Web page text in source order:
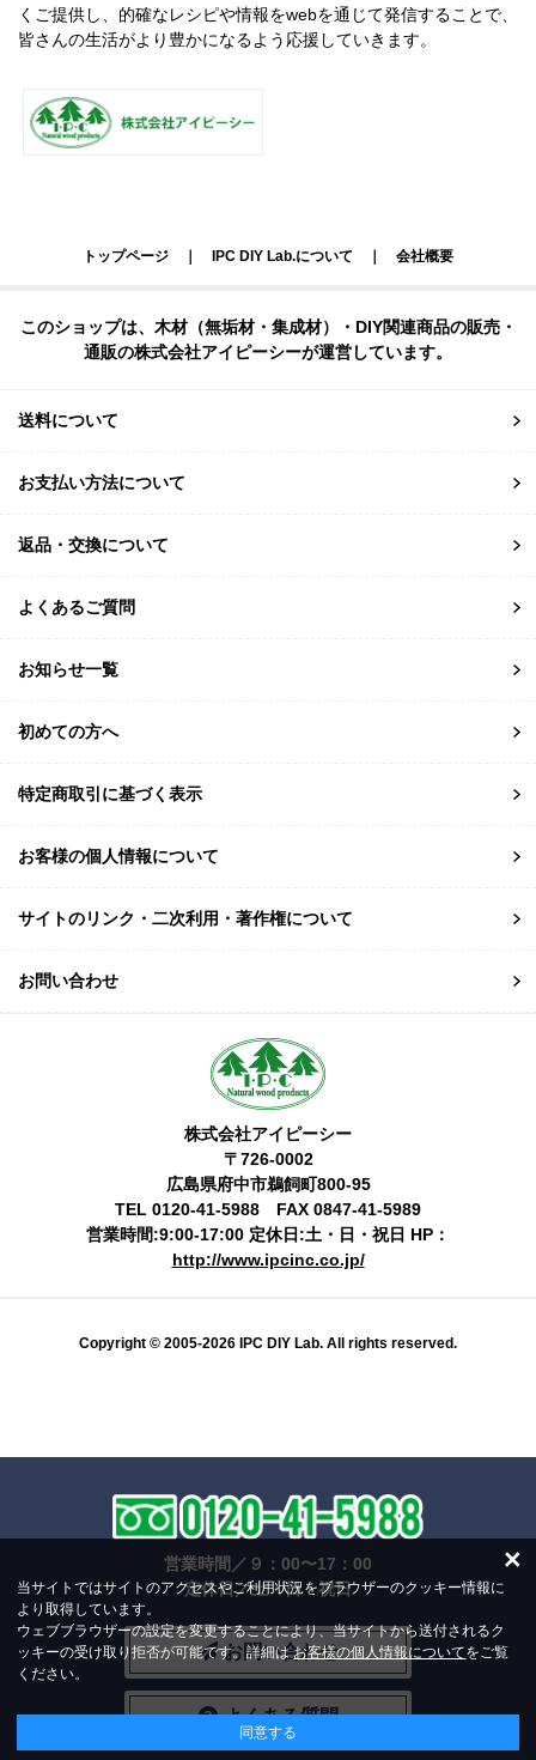
くご提供し、的確なレシピや情報をwebを通じて発信することで、
皆さんの生活がより豊かになるよう応援していきます。
当サイトではサイトのアクセスやご利用状況をブラウザーのクッキー情報に
より取得しています。
ウェブブラウザーの設定を変更することにより、当サイトから送付されるク
ッキーの受け取り拒否が可能です。詳細はお客様の個人情報についてをご覧
ください。
同意する
×
トップページ ｜ IPC DIY Lab.について ｜ 会社概要
このショップは、木材（無垢材・集成材）・DIY関連商品の販売・
通販の株式会社アイピーシーが運営しています。
送料について
お支払い方法について
返品・交換について
よくあるご質問
お知らせ一覧
初めての方へ
特定商取引に基づく表示
お客様の個人情報について
サイトのリンク・二次利用・著作権について
お問い合わせ
株式会社アイピーシー
〒726-0002
広島県府中市鵜飼町800-95
TEL 0120-41-5988 FAX 0847-41-5989
営業時間:9:00-17:00 定休日:土・日・祝日 HP：
http://www.ipcinc.co.jp/
Copyright © 2005-2026 IPC DIY Lab. All rights reserved.
営業時間／９：00〜17：00
定休日／土・日・祝日
お問い合わせ
よくある質問